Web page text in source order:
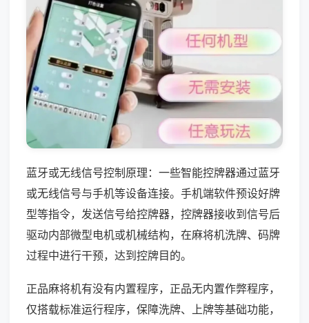
蓝牙或无线信号控制原理：一些智能控牌器通过蓝牙
或无线信号与手机等设备连接。手机端软件预设好牌
型等指令，发送信号给控牌器，控牌器接收到信号后
驱动内部微型电机或机械结构，在麻将机洗牌、码牌
过程中进行干预，达到控牌目的。
正品麻将机有没有内置程序，正品无内置作弊程序，
仅搭载标准运行程序，保障洗牌、上牌等基础功能，